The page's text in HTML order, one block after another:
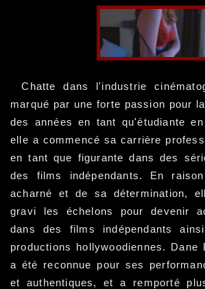
Chatte dans l'industrie
marqué par une forte passion pour
des années en tant qu'étudiante
elle a commencé sa carrière
en tant que figurante dans des
des films indépendants. En
acharné et de sa détermination,
gravi les échelons pour devenir
dans des films indépendants
productions hollywoodiennes. Dane
a été reconnue pour ses
et authentiques, et a remporté